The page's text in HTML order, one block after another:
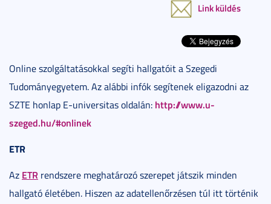
Link küldés
Online szolgáltatásokkal segíti hallgatóit a Szegedi
Tudományegyetem. Az alábbi infók segítenek eligazodni az
SZTE honlap E-universitas oldalán: http://www.u-
szeged.hu/#onlinek
ETR
Az ETR rendszere meghatározó szerepet játszik minden
hallgató életében. Hiszen az adatellenőrzésen túl itt történik